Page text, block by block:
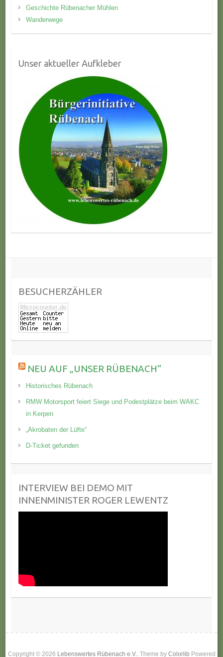
Geschichte Rübenacher Mühlen
Wanderwege
Unser aktueller Aufkleber
BESUCHERZÄHLER
NEU AUF „UNSER RÜBENACH“
Historisches Rübenach
RMW Motorsport feiert Siege und Podestplätze beim WAKC
in Kerpen
„Akrobaten der Lüfte“
D-Ticket gefunden
INTERVIEW BEI DEMO MIT
INNENMINISTER ROGER LEWENTZ
Copyright © 2026 Lebenswertes Rübenach e.V.. Theme by Colorlib Powered